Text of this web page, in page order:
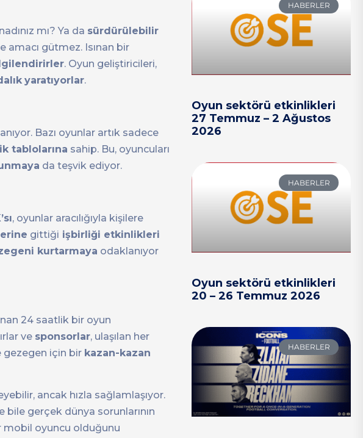
mı? Ya da sürdürülebilir
gütmez. Isınan bir
. Oyun geliştiricileri,
yaratıyorlar.
Bazı oyunlar artık sadece
tablolarına sahip. Bu, oyuncuları
da teşvik ediyor.
, oyunlar aracılığıyla kişilere
gittiği işbirliği etkinlikleri
kurtarmaya odaklanıyor
24 saatlik bir oyun
ve sponsorlar, ulaşılan her
gezegen için bir kazan-kazan
ancak hızla sağlamlaşıyor.
gerçek dünya sorunlarının
mobil oyuncu olduğunu
HABERLER
Oyun sektörü etkinlikleri
27 Temmuz – 2 Ağustos
2026
HABERLER
Oyun sektörü etkinlikleri
20 – 26 Temmuz 2026
HABERLER